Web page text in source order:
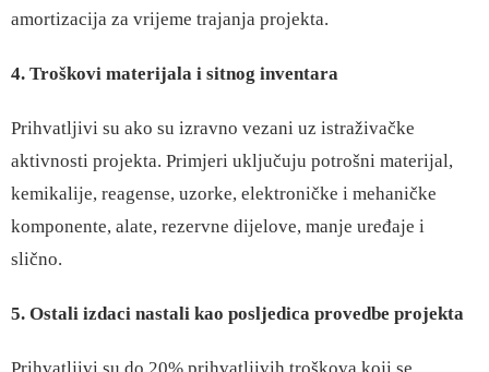
amortizacija za vrijeme trajanja projekta.
4. Troškovi materijala i sitnog inventara
Prihvatljivi su ako su izravno vezani uz istraživačke
aktivnosti projekta. Primjeri uključuju potrošni materijal,
kemikalije, reagense, uzorke, elektroničke i mehaničke
komponente, alate, rezervne dijelove, manje uređaje i
slično.
5. Ostali izdaci nastali kao posljedica provedbe projekta